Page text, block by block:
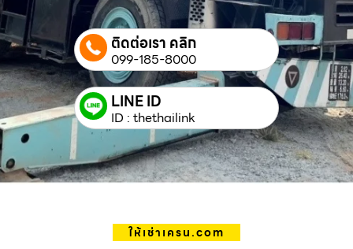
ติดต่อเรา คลิก
099-185-8000
LINE ID
ID : thethailink
ให้เช่าเครน.com